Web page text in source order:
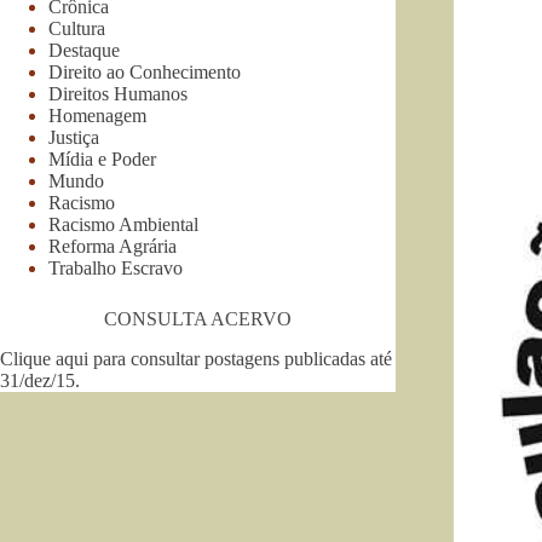
Crônica
Cultura
Destaque
Direito ao Conhecimento
Direitos Humanos
Homenagem
Justiça
Mídia e Poder
Mundo
Racismo
Racismo Ambiental
Reforma Agrária
Trabalho Escravo
CONSULTA ACERVO
Clique aqui para consultar postagens publicadas até
31/dez/15.